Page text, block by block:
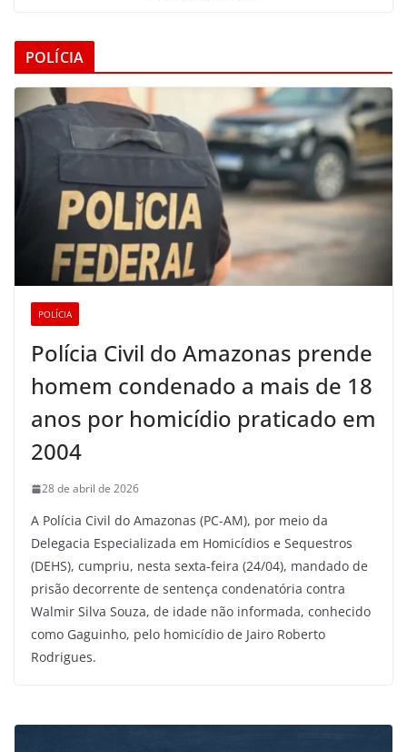
POLÍCIA
POLÍCIA
Polícia Civil do Amazonas prende
homem condenado a mais de 18
anos por homicídio praticado em
2004
28 de abril de 2026
A Polícia Civil do Amazonas (PC-AM), por meio da
Delegacia Especializada em Homicídios e Sequestros
(DEHS), cumpriu, nesta sexta-feira (24/04), mandado de
prisão decorrente de sentença condenatória contra
Walmir Silva Souza, de idade não informada, conhecido
como Gaguinho, pelo homicídio de Jairo Roberto
Rodrigues.